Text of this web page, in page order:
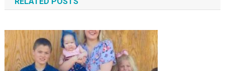
записям